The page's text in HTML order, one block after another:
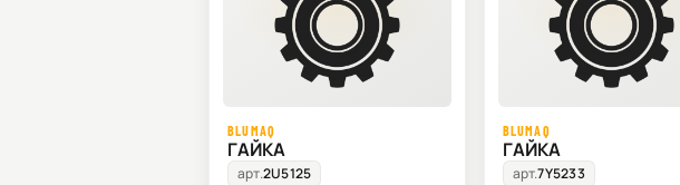
BLUMAQ
ГАЙКА
арт.2U5125
BLUMAQ
ГАЙКА
арт.7Y5233